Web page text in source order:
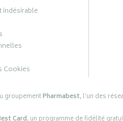
indésirable
Cookies
groupementPharmabest, l’un des